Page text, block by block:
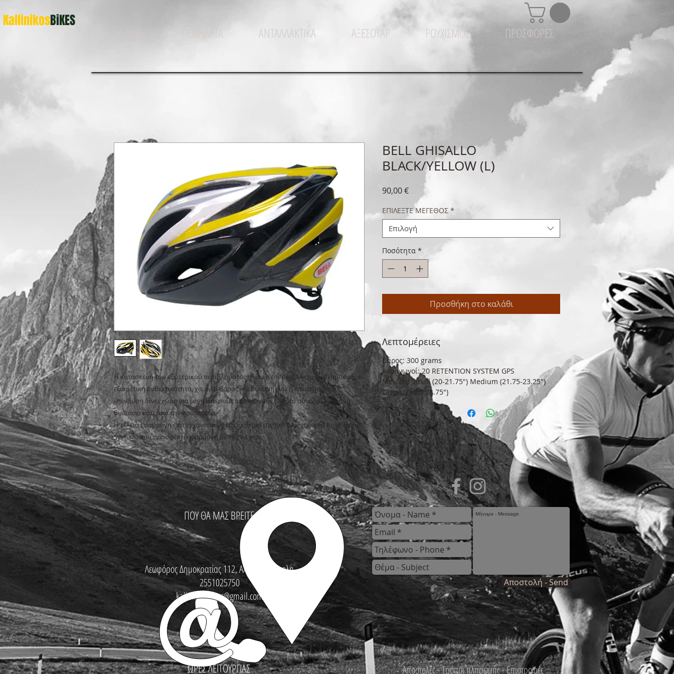
KallinikosBiKES
ΠΟΔΗΛΑΤΑ ΑΝΤΑΛΛΑΚΤΙΚΑ ΑΞΕΣΟΥΑΡ ΡΟΥΧΙΣΜΟΣ ΠΡΟΣΦΟΡΕΣ
Η κατασκευή του εξωτερικού περιβλήματος (Fusion In-Mold Microshell) προσφέρει
εξαιρετική ανθεκτικότητα, χαμηλό βάρος και δύναμη ενώ η εσωτερική του
επένδυση δίνει χώρο για μεγαλύτερους αεραγωγούς (20 στο σύνολο) χωρίς να
θυσιάσει κάτι από την προστασία.
Η τέλεια εφαρμογή επιτυγχάνεται με το σύστημα της Bell GPS, (Geared Positioning
System) που προσφέρει εφαρμογή με το ένα χέρι.
BELL GHISALLO
BLACK/YELLOW (L)
90,00 €Τιμή
ΕΠΙΛΕΞΤΕ ΜΕΓΕΘΟΣ *
Επιλογή
Ποσότητα *
Προσθήκη στο καλάθι
Λεπτομέρειες
Βάρος: 300 grams
Αεραγωγοί: 20 RETENTION SYSTEM GPS
Μεγέθη: Small (20-21.75") Medium (21.75-23.25")
Large (23.25-24.75")
ΠΟΥ ΘΑ ΜΑΣ ΒΡΕΙΤΕ
Λεωφόρος Δημοκρατίας 112, Αλεξανδρούπολη
2551025750
kallinikosbikes@gmail.com
Αποστολή - Send
ΩΡΕΣ ΛΕΙΤΟΥΡΓΙΑΣ Αποστολές - Τρόποι πληρωμής - Επιστροφές